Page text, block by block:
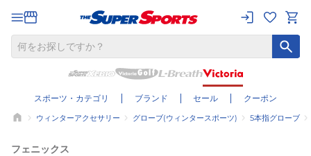
スポーツ・カテゴリ ブランド セール クーポン
ウィンターアクセサリー グローブ(ウィンタースポーツ) 5本指グローブ
フェニックス